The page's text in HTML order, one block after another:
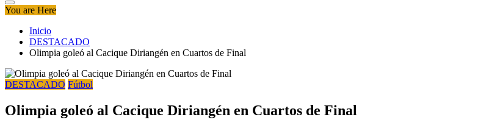
You are Here
Inicio
DESTACADO
Olimpia goleó al Cacique Diriangén en Cuartos de Final
DESTACADO Fútbol
Olimpia goleó al Cacique Diriangén en Cuartos de Final